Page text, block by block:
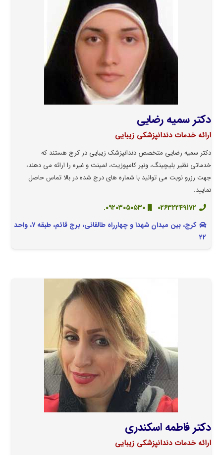
دکتر سمیه رضایی
ارائه خدمات دندانپزشکی زیبایی
دکتر سمیه رضایی متخصص دندانپزشک زیبایی در کرج هستند که
خدماتی نظیر بلیچینگ، ونیر کامپوزیت، لمینت و غیره را ارائه می دهند،
جهت رزرو نوبت می توانید با شماره های درج شده در بالا تماس حاصل
نمایید.
02632249172
۰۹۲۰۳۰۵۰۵۳۰.
کرج، بین میدان شهدا و چهارراه طالقانی، برج قائم، طبقه ۷، واحد
۲۲
دکتر فاطمه اسکندری
ارائه خدمات دندانپزشکی زیبایی